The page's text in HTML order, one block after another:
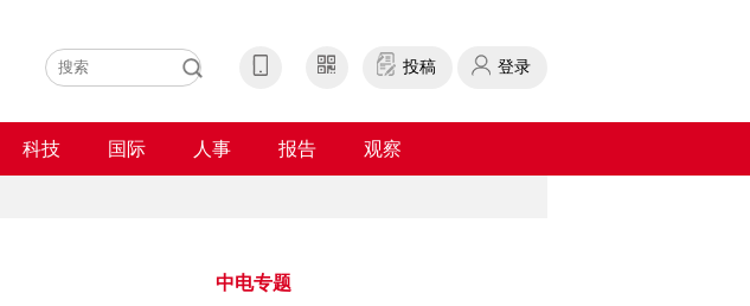
投稿 登录
科技 国际 人事 报告 观察
中电专题